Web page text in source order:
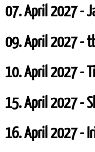
07. April 2027 -
09. April 2027 -
10. April 2027 -
15. April 2027 -
16. April 2027 -